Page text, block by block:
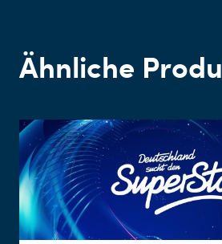
Ähnliche